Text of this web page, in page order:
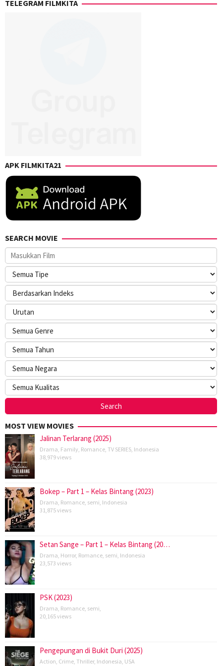
TELEGRAM FILMKITA
APK FILMKITA21
SEARCH MOVIE
MOST VIEW MOVIES
Jalinan Terlarang (2025)
Drama Family Romance TV SERIES Indonesia
38,979 views
Bokep – Part 1 – Kelas Bintang (2023)
Drama Romance semi Indonesia
31,875 views
Setan Sange – Part 1 – Kelas Bintang (20…
Drama Horror, Romance semi Indonesia
23,573 views
PSK (2023)
Drama Romance semi
20,165 views
Pengepungan di Bukit Duri (2025)
Action Crime Thriller, Indonesia USA